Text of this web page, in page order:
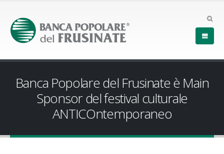
Banca Popolare del Frusinate è Main
Sponsor del festival culturale
ANTICOntemporaneo